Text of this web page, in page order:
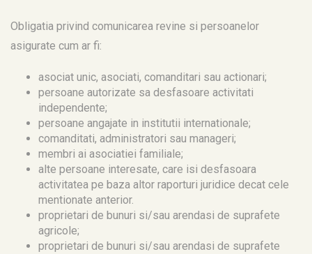
Obligatia privind comunicarea revine si persoanelor
asigurate cum ar fi:
asociat unic, asociati, comanditari sau actionari;
persoane autorizate sa desfasoare activitati
independente;
persoane angajate in institutii internationale;
comanditati, administratori sau manageri;
membri ai asociatiei familiale;
alte persoane interesate, care isi desfasoara
activitatea pe baza altor raporturi juridice decat cele
mentionate anterior.
proprietari de bunuri si/sau arendasi de suprafete
agricole;
proprietari de bunuri si/sau arendasi de suprafete